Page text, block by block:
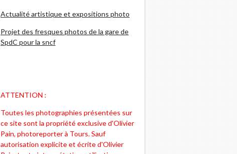
Actualité artistique et expositions photo
Projet des fresques photos de la gare de
SpdC pour la sncf
ATTENTION :
Toutes les photographies présentées sur
ce site sont la propriété exclusive d'Olivier
Pain, photoreporter à Tours. Sauf
autorisation explicite et écrite d'Olivier